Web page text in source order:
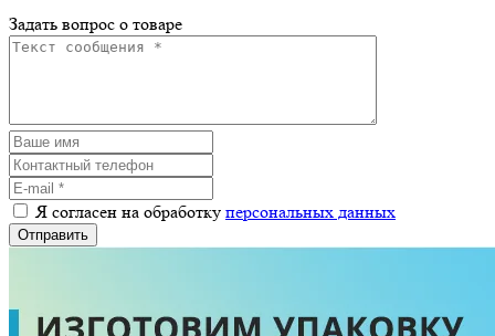
Задать вопрос о товаре
Я согласен на обработку персональных данных
Отправить